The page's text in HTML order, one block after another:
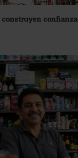
construyen confianza